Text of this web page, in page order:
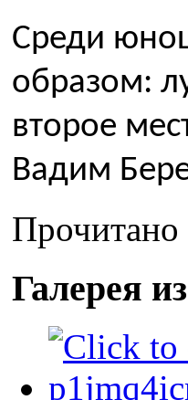
Среди
образом:
второе
Вадим
Прочитано
Галерея